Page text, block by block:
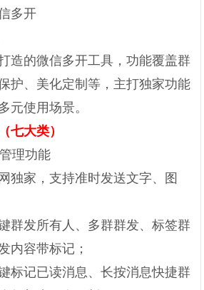
多开
的微信多开工具，功能覆盖群
护、美化定制等，主打独家功能
元使用场景。
大类）
理功能
家，支持准时发送文字、图
发所有人、多群群发、标签群
内容带标记；
记已读消息、长按消息快捷群